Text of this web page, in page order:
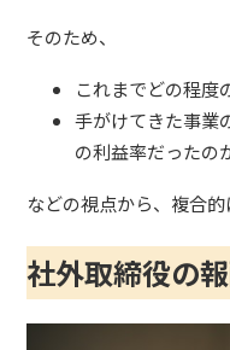
そのため、
これまでどの程度
手がけてきた事業
の利益率だったの
などの視点から、複合的
社外取締役の